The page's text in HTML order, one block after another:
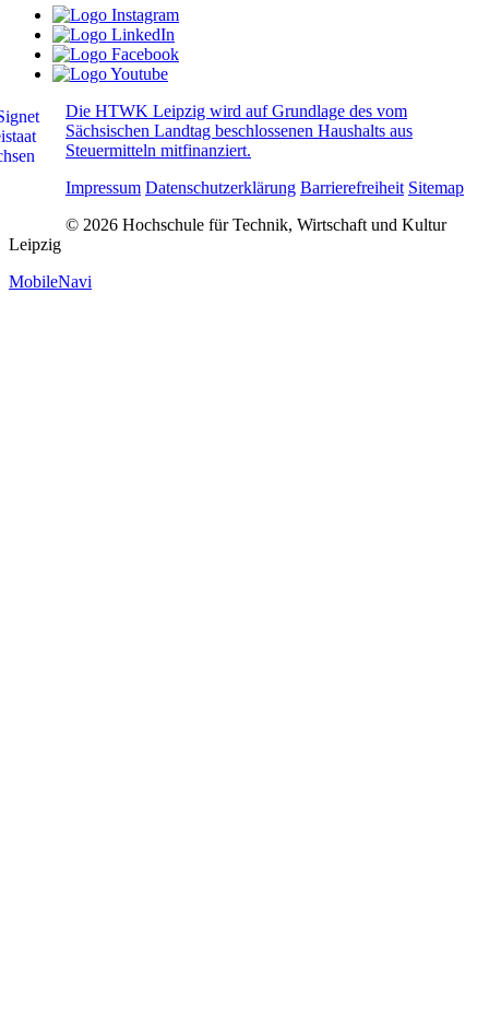
Die HTWK Leipzig wird auf Grundlage des vom
Sächsischen Landtag beschlossenen Haushalts aus
Steuermitteln mitfinanziert.
Impressum Datenschutzerklärung Barrierefreiheit Sitemap
© 2026 Hochschule für Technik, Wirtschaft und Kultur
Leipzig
MobileNavi